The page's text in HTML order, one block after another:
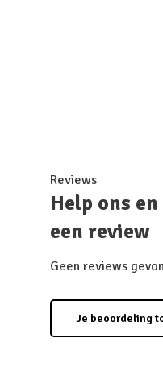
Reviews
Help ons
een review
Geen reviews
Je beoordeling